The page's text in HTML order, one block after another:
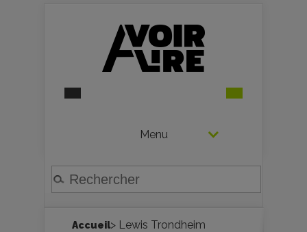
Menu
Accueil> Lewis Trondheim